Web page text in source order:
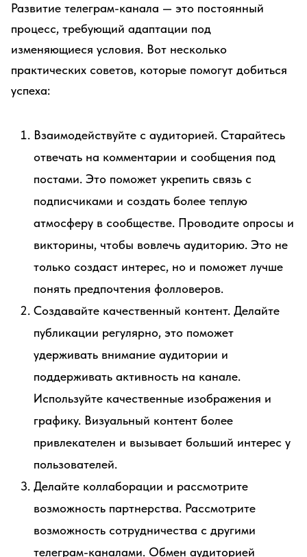
Развитие телеграм-канала — это постоянный
процесс, требующий адаптации под
изменяющиеся условия. Вот несколько
практических советов, которые помогут добиться
успеха:
Взаимодействуйте с аудиторией. Старайтесь
отвечать на комментарии и сообщения под
постами. Это поможет укрепить связь с
подписчиками и создать более теплую
атмосферу в сообществе. Проводите опросы и
викторины, чтобы вовлечь аудиторию. Это не
только создаст интерес, но и поможет лучше
понять предпочтения фолловеров.
Создавайте качественный контент. Делайте
публикации регулярно, это поможет
удерживать внимание аудитории и
поддерживать активность на канале.
Используйте качественные изображения и
графику. Визуальный контент более
привлекателен и вызывает больший интерес у
пользователей.
Делайте коллаборации и рассмотрите
возможность партнерства. Рассмотрите
возможность сотрудничества с другими
телеграм-каналами. Обмен аудиторией